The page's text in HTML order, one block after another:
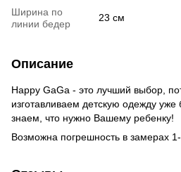
Ширина по
линии бедер
23 см
Описание
Happy GaGa - это лучший выбор,
изготавливаем детскую одежду уже
знаем, что нужно Вашему ребенку!
Возможна погрешность в замерах